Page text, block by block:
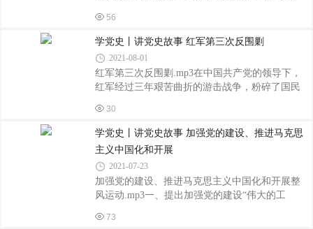
各界救国会，要求停止内战，出兵抗日。抗日救
敌后游击战争成为主要的对日作战方式。日军对
抗日根据地“扫荡”的重点是华北地区。1939年春，
日本华北方面军制定了“治安肃正计划”，实行军
事、经济、文化、特务一体的“总力战”。在1939年
和1940年的两年中，仅华北地区日军出动千人以
上的大规模“扫荡”就有109次，使用兵力总计在50
万人以上。根据“巩固华北”的战略方针，八路军在
原游击战争。1939年11月
56
学党史丨讲党史故事 红军第三次反围剿
2021-08-01
红军第三次反围剿.mp3在中国共产党的领导下，
红军经过三年艰苦曲折的游击战争，粉碎了国民
国工农红军已发展到约10万余人，在十余个省先
后开辟了大小十多块革命根据地。中国工农红军
的迅速发展和革命根据地的日益扩大，震动了国
民党的反动统治，蒋介石就调集军队，对红军和
革命根据地，发动了大规模的反革命“围剿”。中央
根据地是敌人“围剿”的重点。1931年7月，蒋介石
亲自任总司令，随带英、日、德军事顾问，率兵
30万人，依仗重兵，采用“长驱直入”的战术，兵分
30
学党史丨讲党史故事 加强党的建设、推进马克思
主义中国化和开展
2021-07-23
加强党的建设、推进马克思主义中国化和开展整
风运动.mp3一、提出加强党的建设“伟大的工
发展与壮大。到1938年底，全国党员人数从全民
73